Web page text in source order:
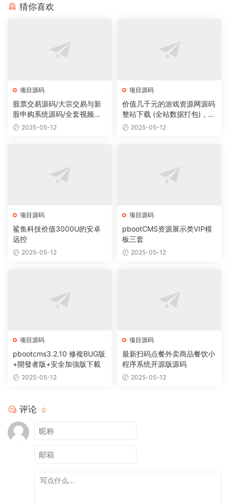
猜你喜欢
项目源码
股票交易源码/大宗交易与新
股申购系统源码/全套视频教
程 2025-05-12
项目源码
价值几千元的游戏资源网源码
整站下载 (全站数据打包)，数
据里面有200多个宝贝。
2025-05-12
项目源码
鲨鱼科技价值3000U的安卓
远控
2025-05-12
项目源码
pbootCMS资源展示类VIP模
板三套
2025-05-12
项目源码
pbootcms3.2.10 修複BUG版
+開發者版+安全加強版下載
2025-05-12
项目源码
最新扫码点餐外卖商品餐饮小
程序系统开源版源码
2025-05-12
评论 0